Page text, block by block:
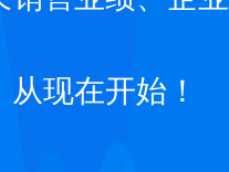
现在开始！